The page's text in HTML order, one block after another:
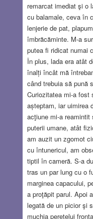
remarcat imediat şi o
cu balamale, ceva în
lenjerie de pat,
îmbrăcăminte. M-a
putea fi ridicat numai
În plus, lada era atât
înalți încât mă
când trebuia să pună
Curiozitatea mi-a fost
așteptam, iar uimirea
acţiune mi-a
puterii umane, atât
am auzit un zgomot
cu întunericul, am
tiptil în cameră. S-a
tras un par lung cu o
marginea capacului,
a proţăpit parul. Apoi
legată de un picior şi
muchia peretelui